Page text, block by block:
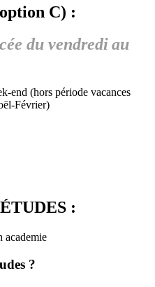
C) :
du vendrediau
end (hors période vacances
Février)
:
?